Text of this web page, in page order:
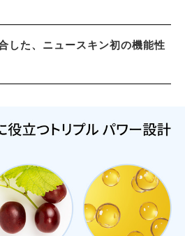
した、ニュースキン初の機能性